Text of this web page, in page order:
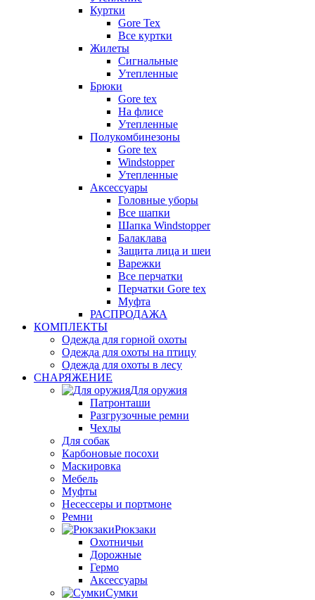
Куртки
Gore Tex
Все куртки
Жилеты
Сигнальные
Утепленные
Брюки
Gore tex
На флисе
Утепленные
Полукомбинезоны
Gore tex
Windstopper
Утепленные
Аксессуары
Головные уборы
Все шапки
Шапка Windstopper
Балаклава
Защита лица и шеи
Варежки
Все перчатки
Перчатки Gore tex
Муфта
РАСПРОДАЖА
КОМПЛЕКТЫ
Одежда для горной охоты
Одежда для охоты на птицу
Одежда для охоты в лесу
СНАРЯЖЕНИЕ
Для оружия
Патронташи
Разгрузочные ремни
Чехлы
Для собак
Карбоновые посохи
Маскировка
Мебель
Муфты
Несессеры и портмоне
Ремни
Рюкзаки
Охотничьи
Дорожные
Гермо
Аксессуары
Сумки